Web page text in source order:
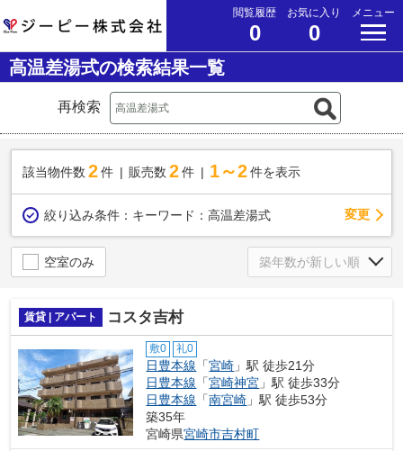
閲覧履歴
0
お気に入り
0
メニュー
高温差湯式の検索結果一覧
再検索
該当物件数 2件 販売数 2 件 1～2 件を表示
絞り込み条件： キーワード：高温差湯式 変更
空室のみ
賃貸 | アパート コスタ吉村
敷0 礼0
日豊本線 「宮崎 」駅 徒歩21分
日豊本線 「宮崎神宮 」駅 徒歩33分
日豊本線 「南宮崎 」駅 徒歩53分
築35年
宮崎県宮崎市吉村町